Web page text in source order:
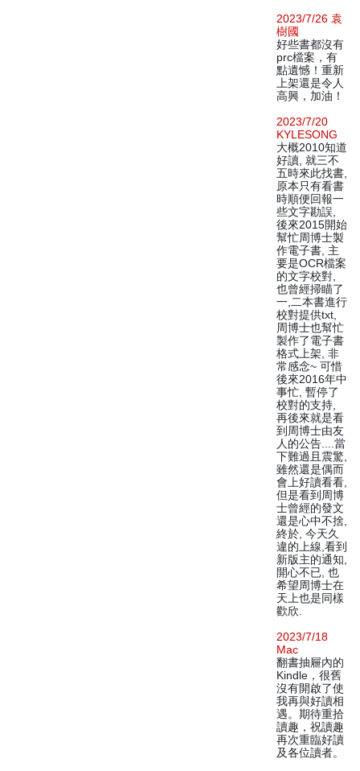
2023/7/26 袁
樹國
好些書都沒有
prc檔案，有
點遺憾！重新
上架還是令人
高興，加油！
2023/7/20
KYLESONG
大概2010知道
好讀, 就三不
五時來此找書,
原本只有看書
時順便回報一
些文字勘誤,
後來2015開始
幫忙周博士製
作電子書, 主
要是OCR檔案
的文字校對,
也曾經掃瞄了
一,二本書進行
校對提供txt,
周博士也幫忙
製作了電子書
格式上架, 非
常感念~ 可惜
後來2016年中
事忙, 暫停了
校對的支持,
再後來就是看
到周博士由友
人的公告....當
下難過且震驚,
雖然還是偶而
會上好讀看看,
但是看到周博
士曾經的發文
還是心中不捨,
終於, 今天久
違的上線,看到
新版主的通知,
開心不已, 也
希望周博士在
天上也是同樣
歡欣.
2023/7/18
Mac
翻書抽屜內的
Kindle，很舊
沒有開啟了使
我再與好讀相
遇。期待重拾
讀趣，祝讀趣
再次重臨好讀
及各位讀者。